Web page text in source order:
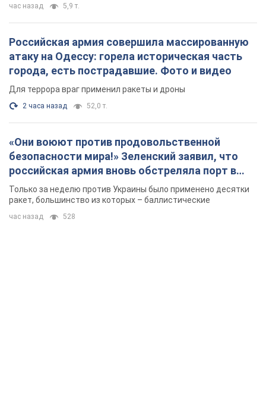
час назад 5,9 т.
Российская армия совершила массированную
атаку на Одессу: горела историческая часть
города, есть пострадавшие. Фото и видео
Для террора враг применил ракеты и дроны
2 часа назад 52,0 т.
«Они воюют против продовольственной
безопасности мира!» Зеленский заявил, что
российская армия вновь обстреляла порт в
Одессе
Только за неделю против Украины было применено десятки
ракет, большинство из которых – баллистические
час назад 528